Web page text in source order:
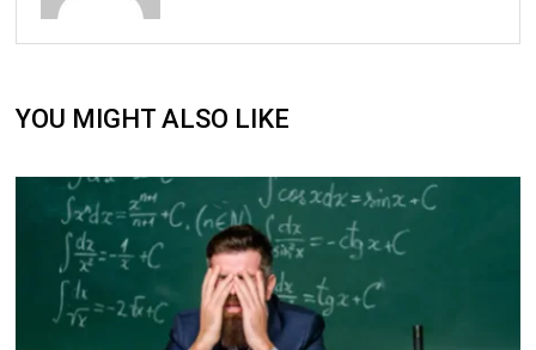
YOU MIGHT ALSO LIKE